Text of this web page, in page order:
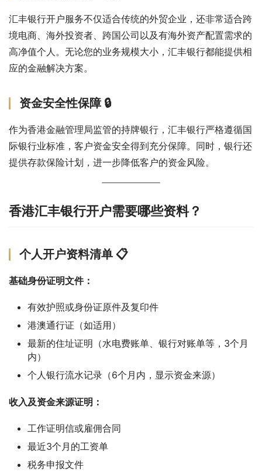
汇丰银行开户服务不仅适合传统的外贸企业，还非常适合跨
境电商、海外投资者、跨国公司以及有海外资产配置需求的
高净值个人。无论您的业务规模大小，汇丰银行都能提供相
应的金融解决方案。
资金安全性保障 🔒
作为香港金融管理局监管的持牌银行，汇丰银行严格遵循国
际银行业标准，客户资金安全得到充分保障。同时，银行还
提供存款保险计划，进一步降低客户的资金风险。
香港汇丰银行开户需要哪些资料？
个人开户资料清单 📋
基础身份证明文件：
有效护照或身份证原件及复印件
港澳通行证（如适用）
最新的住址证明（水电费账单、银行对账单等，3个月
内）
个人银行流水记录（6个月内，显示资金来源）
收入及资金来源证明：
工作证明信或雇佣合同
最近3个月的工资单
税务申报文件